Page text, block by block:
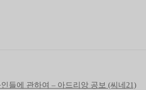
들에 관하여 – 아드리앙 공보 (씨네21)